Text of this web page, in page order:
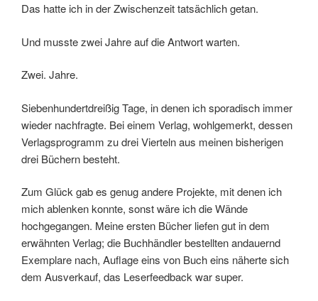
Das hatte ich in der Zwischenzeit tatsächlich getan.
Und musste zwei Jahre auf die Antwort warten.
Zwei. Jahre.
Siebenhundertdreißig Tage, in denen ich sporadisch immer
wieder nachfragte. Bei einem Verlag, wohlgemerkt, dessen
Verlagsprogramm zu drei Vierteln aus meinen bisherigen
drei Büchern besteht.
Zum Glück gab es genug andere Projekte, mit denen ich
mich ablenken konnte, sonst wäre ich die Wände
hochgegangen. Meine ersten Bücher liefen gut in dem
erwähnten Verlag; die Buchhändler bestellten andauernd
Exemplare nach, Auflage eins von Buch eins näherte sich
dem Ausverkauf, das Leserfeedback war super.